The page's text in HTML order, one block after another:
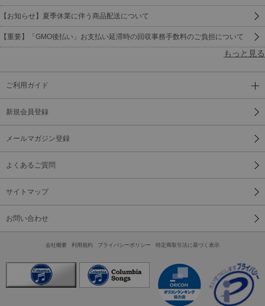
【お知らせ】夏季休業に伴う商品配送について
【重要】「GMO後払い」お支払い延滞時の回収事務手数料のご負担について
もっと見る
ご利用ガイド
新規会員登録
メールマガジン登録
よくあるご質問
サイトマップ
お問い合わせ
会社概要 利用規約 プライバシーポリシー 特定商取引法に基づく表示